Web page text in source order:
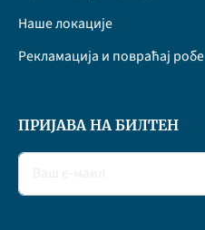
Наше локације
Рекламација и повраћај робе
ПРИЈАВА НА БИЛТЕН